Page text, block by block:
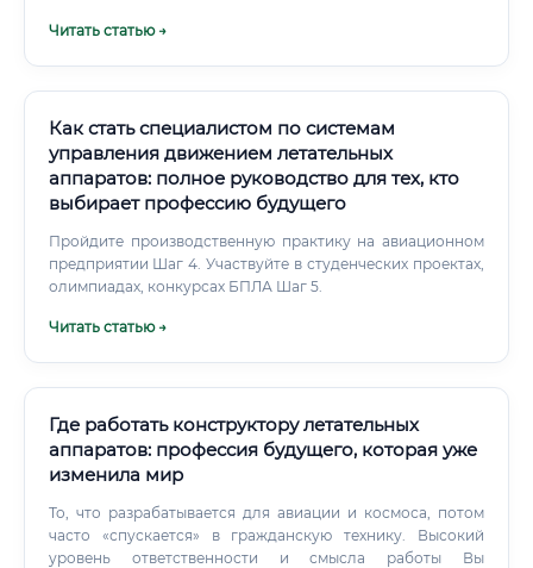
Читать статью →
Как стать специалистом по системам
управления движением летательных
аппаратов: полное руководство для тех, кто
выбирает профессию будущего
Пройдите производственную практику на авиационном
предприятии Шаг 4. Участвуйте в студенческих проектах,
олимпиадах, конкурсах БПЛА Шаг 5.
Читать статью →
Где работать конструктору летательных
аппаратов: профессия будущего, которая уже
изменила мир
То, что разрабатывается для авиации и космоса, потом
часто «спускается» в гражданскую технику. Высокий
уровень ответственности и смысла работы Вы